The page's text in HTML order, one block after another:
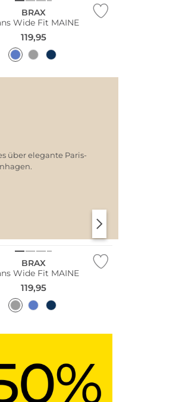
BRAX
Wide Fit MAINE
119,95
über elegante Paris-
BRAX
Wide Fit MAINE
119,95